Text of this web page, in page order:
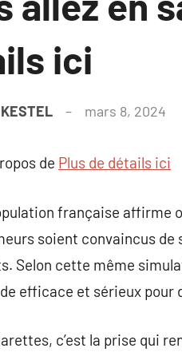
ici
mars 8, 2024
de Plus de détails ici
française
soient convaincus de
Selon cette même
efficace et sérieux pour
c’est la prise qui